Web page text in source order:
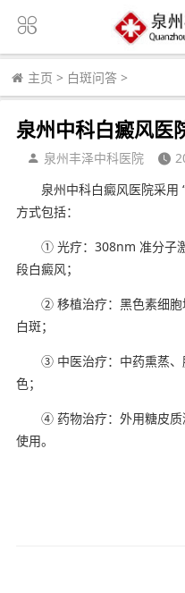
主页 > 白斑问答 >
泉州中科白癜风医
泉州丰泽中科医院
泉州中科白癜风医院采用
方式包括：
① 光疗：308nm 准分子
段白癜风；
② 移植治疗：黑色素细胞
白斑；
③ 中医治疗：中药熏蒸、
色；
④ 药物治疗：外用糖皮质
使用。